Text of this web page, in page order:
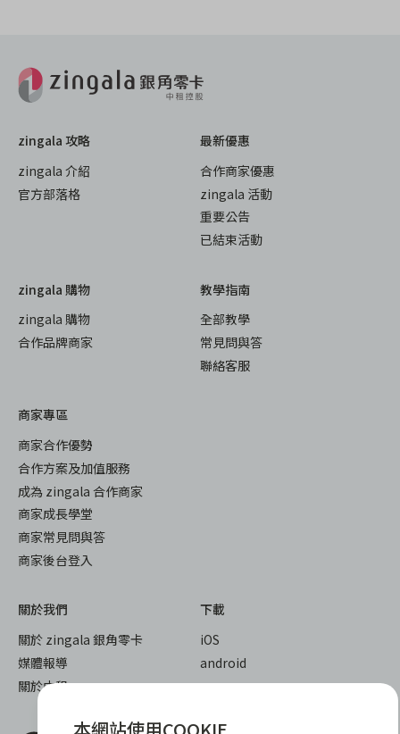
zingala 攻略
zingala 介紹
官方部落格
最新優惠
合作商家優惠
zingala 活動
重要公告
已結束活動
zingala 購物
zingala 購物
合作品牌商家
教學指南
全部教學
常見問與答
聯絡客服
商家專區
商家合作優勢
合作方案及加值服務
成為 zingala 合作商家
商家成長學堂
商家常見問與答
商家後台登入
關於我們
關於 zingala 銀角零卡
媒體報導
關於中租
下載
iOS
android